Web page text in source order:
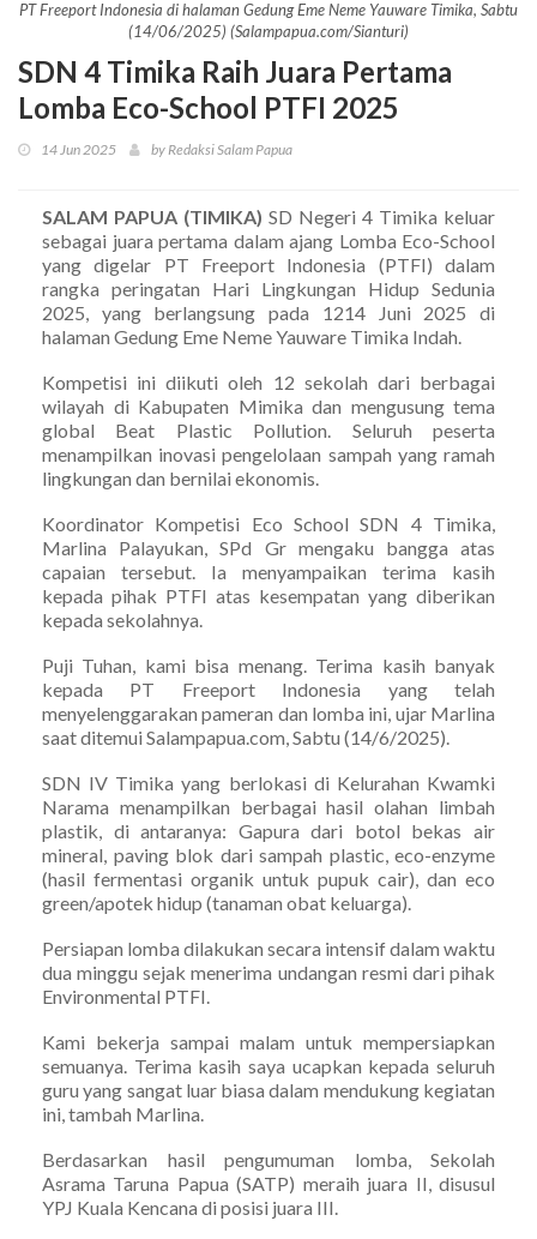
PT Freeport Indonesia di halaman Gedung Eme Neme Yauware Timika, Sabtu
(14/06/2025) (Salampapua.com/Sianturi)
SDN 4 Timika Raih Juara Pertama
Lomba Eco-School PTFI 2025
14 Jun 2025 by Redaksi Salam Papua
SALAM PAPUA (TIMIKA) SD Negeri 4 Timika keluar
sebagai juara pertama dalam ajang Lomba Eco-School
yang digelar PT Freeport Indonesia (PTFI) dalam
rangka peringatan Hari Lingkungan Hidup Sedunia
2025, yang berlangsung pada 1214 Juni 2025 di
halaman Gedung Eme Neme Yauware Timika Indah.
Kompetisi ini diikuti oleh 12 sekolah dari berbagai
wilayah di Kabupaten Mimika dan mengusung tema
global Beat Plastic Pollution. Seluruh peserta
menampilkan inovasi pengelolaan sampah yang ramah
lingkungan dan bernilai ekonomis.
Koordinator Kompetisi Eco School SDN 4 Timika,
Marlina Palayukan, SPd Gr mengaku bangga atas
capaian tersebut. Ia menyampaikan terima kasih
kepada pihak PTFI atas kesempatan yang diberikan
kepada sekolahnya.
Puji Tuhan, kami bisa menang. Terima kasih banyak
kepada PT Freeport Indonesia yang telah
menyelenggarakan pameran dan lomba ini, ujar Marlina
saat ditemui Salampapua.com, Sabtu (14/6/2025).
SDN IV Timika yang berlokasi di Kelurahan Kwamki
Narama menampilkan berbagai hasil olahan limbah
plastik, di antaranya: Gapura dari botol bekas air
mineral, paving blok dari sampah plastic, eco-enzyme
(hasil fermentasi organik untuk pupuk cair), dan eco
green/apotek hidup (tanaman obat keluarga).
Persiapan lomba dilakukan secara intensif dalam waktu
dua minggu sejak menerima undangan resmi dari pihak
Environmental PTFI.
Kami bekerja sampai malam untuk mempersiapkan
semuanya. Terima kasih saya ucapkan kepada seluruh
guru yang sangat luar biasa dalam mendukung kegiatan
ini, tambah Marlina.
Berdasarkan hasil pengumuman lomba, Sekolah
Asrama Taruna Papua (SATP) meraih juara II, disusul
YPJ Kuala Kencana di posisi juara III.